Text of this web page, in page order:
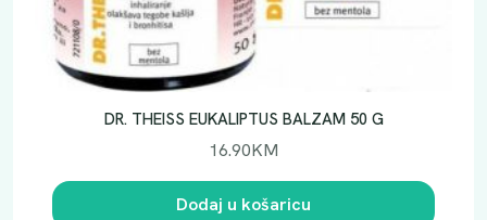
DR. THEISS EUKALIPTUS BALZAM 50 G
16.90KM
Dodaj u košaricu